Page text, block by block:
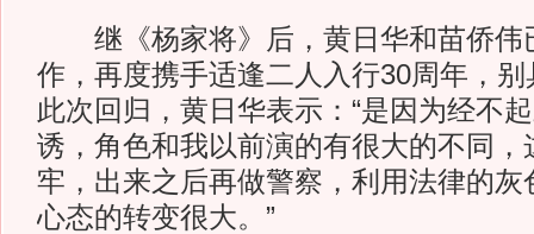
继《杨家将》后，黄日华和苗侨伟
作，再度携手适逢二人入行30周年，
此次回归，黄日华表示：“是因为经不
诱，角色和我以前演的有很大的不同，
牢，出来之后再做警察，利用法律的灰
心态的转变很大。”